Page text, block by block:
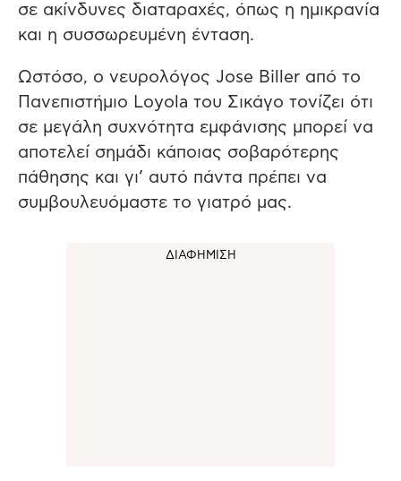
σε ακίνδυνες διαταραχές, όπως η ημικρανία
και η συσσωρευμένη ένταση.
Ωστόσο, ο νευρολόγος Jose Biller από το
Πανεπιστήμιο Loyola του Σικάγο τονίζει ότι
σε μεγάλη συχνότητα εμφάνισης μπορεί να
αποτελεί σημάδι κάποιας σοβαρότερης
πάθησης και γι’ αυτό πάντα πρέπει να
συμβουλευόμαστε το γιατρό μας.